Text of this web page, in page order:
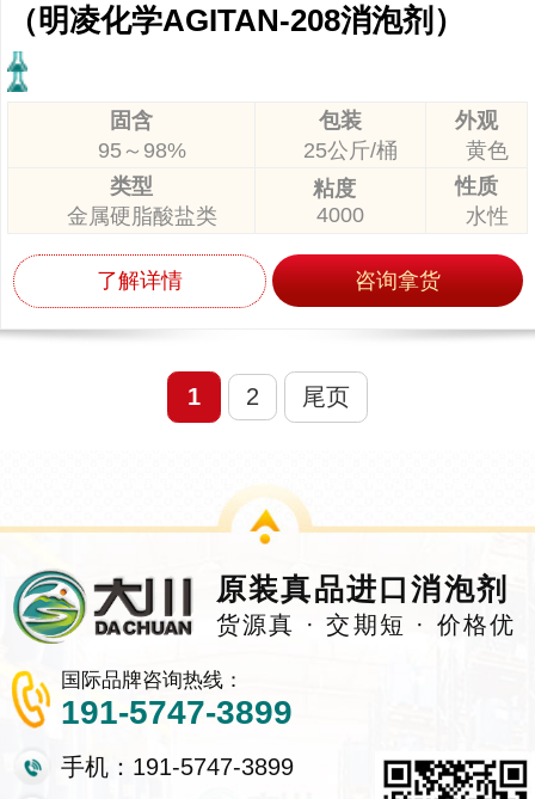
（明凌化学AGITAN-208消泡剂）
固含
95～98%
包装
25公斤/桶
外观
黄色
类型
金属硬脂酸盐类
粘度
4000
性质
水性
了解详情 咨询拿货
1 2 尾页
原装真品进口消泡剂
货源真 · 交期短 · 价格优
国际品牌咨询热线：
191-5747-3899
手机：191-5747-3899